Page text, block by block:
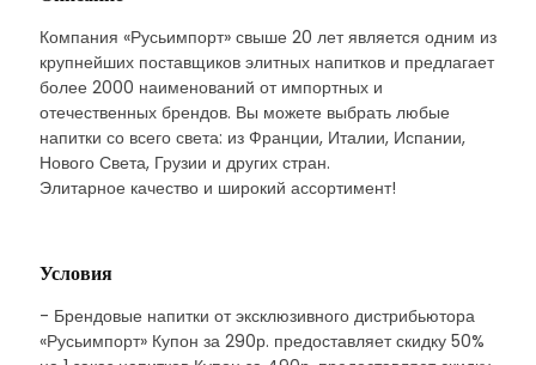
Компания «Русьимпорт» свыше 20 лет является одним из
крупнейших поставщиков элитных напитков и предлагает
более 2000 наименований от импортных и
отечественных брендов. Вы можете выбрать любые
напитки со всего света: из Франции, Италии, Испании,
Нового Света, Грузии и других стран.
Элитарное качество и широкий ассортимент!
Условия
- Брендовые напитки от эксклюзивного дистрибьютора
«Русьимпорт» Купон за 290р. предоставляет скидку 50%